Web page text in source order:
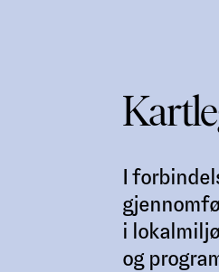
I
i
og